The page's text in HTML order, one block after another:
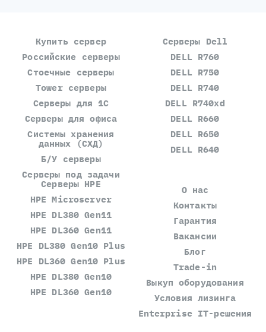
Купить сервер
Российские серверы
Стоечные серверы
Tower серверы
Серверы для 1С
Серверы для офиса
Системы хранения
данных (СХД)
Б/У серверы
Серверы под задачи
Серверы Dell
DELL R760
DELL R750
DELL R740
DELL R740xd
DELL R660
DELL R650
DELL R640
Серверы HPE
HPE Microserver
HPE DL380 Gen11
HPE DL360 Gen11
HPE DL380 Gen10 Plus
HPE DL360 Gen10 Plus
HPE DL380 Gen10
HPE DL360 Gen10
О нас
Контакты
Гарантия
Вакансии
Блог
Trade-in
Выкуп оборудования
Условия лизинга
Enterprise IT-решения